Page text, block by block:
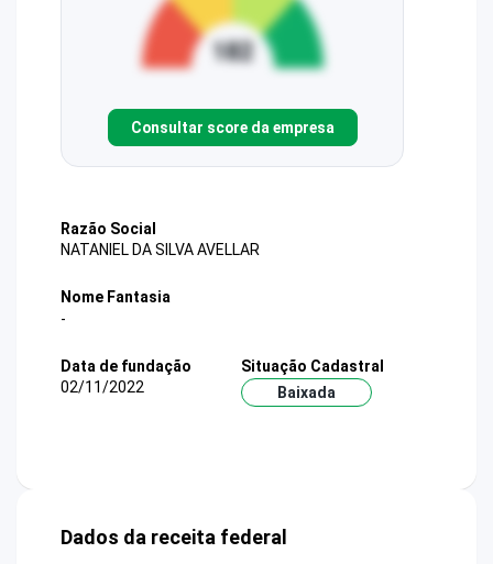
Consultar score da empresa
Razão Social
NATANIEL DA SILVA AVELLAR
Nome Fantasia
-
Data de fundação
02/11/2022
Situação Cadastral
Baixada
Dados da receita federal